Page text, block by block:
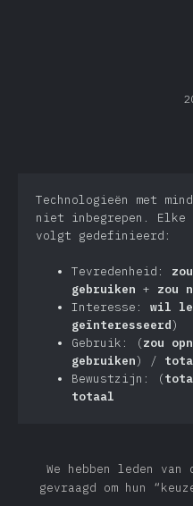
Technologieën met
niet inbegrepen. Elke
volgt gedefinieerd:
Tevredenheid:
gebruiken + zou
Interesse: wil
geïnteresseerd)
Gebruik: (zou
gebruiken) /
Bewustzijn: (
totaal
We hebben leden van
gevraagd om hun